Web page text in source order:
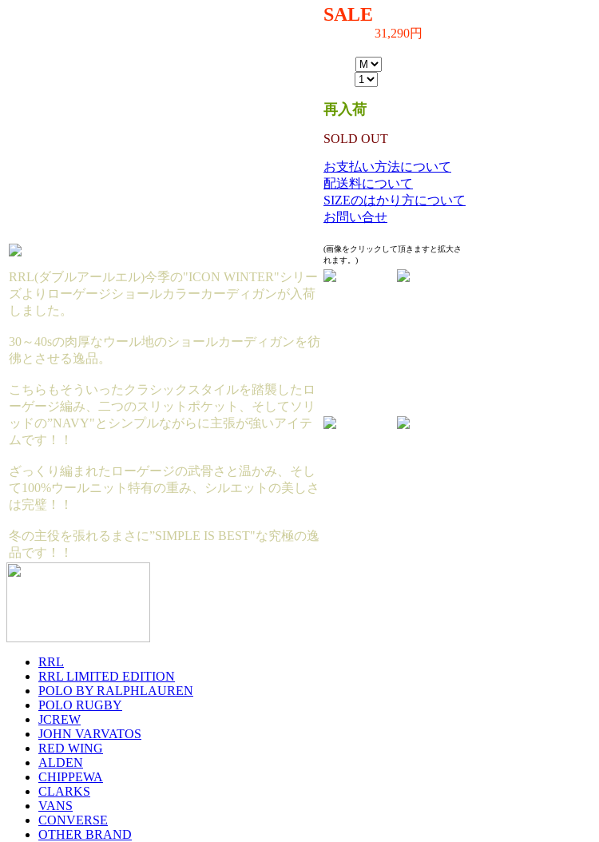
SALE
31,290円
再入荷
SOLD OUT
お支払い方法について
配送料について
SIZEのはかり方について
お問い合せ
(画像をクリックして頂きますと拡大さ
れます。)
RRL(ダブルアールエル)今季の"ICON WINTER"シリー
ズよりローゲージショールカラーカーディガンが入荷
しました。
30～40sの肉厚なウール地のショールカーディガンを彷
彿とさせる逸品。
こちらもそういったクラシックスタイルを踏襲したロ
ーゲージ編み、二つのスリットポケット、そしてソリ
ッドの”NAVY"とシンプルながらに主張が強いアイテ
ムです！！
ざっくり編まれたローゲージの武骨さと温かみ、そし
て100%ウールニット特有の重み、シルエットの美しさ
は完璧！！
冬の主役を張れるまさに”SIMPLE IS BEST"な究極の逸
品です！！
RRL
RRL LIMITED EDITION
POLO BY RALPHLAUREN
POLO RUGBY
JCREW
JOHN VARVATOS
RED WING
ALDEN
CHIPPEWA
CLARKS
VANS
CONVERSE
OTHER BRAND